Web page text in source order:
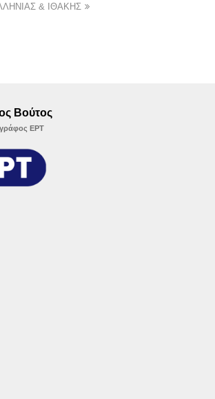
& ΙΘΑΚΗΣ
Βούτος
ΕΡΤ